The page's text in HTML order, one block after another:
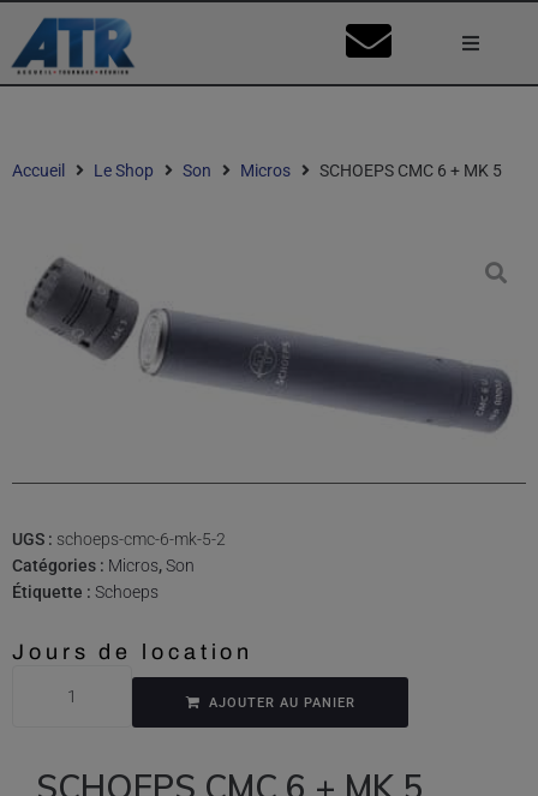
Son
Mon
Accueil Le Shop Son Micros SCHOEPS CMC 6 + MK 5
UGS : schoeps-cmc-6-mk-5-2
Catégories : Micros,Son
Étiquette : Schoeps
Jours de location
AJOUTER AU PANIER
SCHOEPS CMC 6 + MK 5